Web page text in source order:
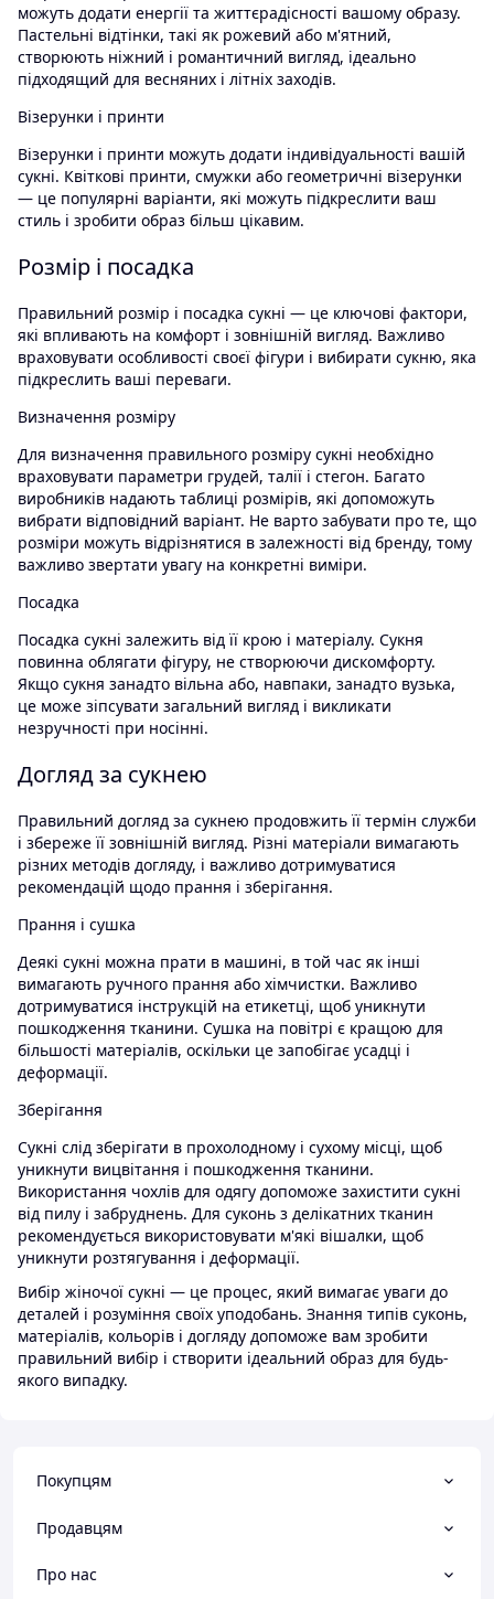
можуть додати енергії та життєрадісності вашому образу.
Пастельні відтінки, такі як рожевий або м'ятний,
створюють ніжний і романтичний вигляд, ідеально
підходящий для весняних і літніх заходів.
Візерунки і принти
Візерунки і принти можуть додати індивідуальності вашій
сукні. Квіткові принти, смужки або геометричні візерунки
— це популярні варіанти, які можуть підкреслити ваш
стиль і зробити образ більш цікавим.
Розмір і посадка
Правильний розмір і посадка сукні — це ключові фактори,
які впливають на комфорт і зовнішній вигляд. Важливо
враховувати особливості своєї фігури і вибирати сукню, яка
підкреслить ваші переваги.
Визначення розміру
Для визначення правильного розміру сукні необхідно
враховувати параметри грудей, талії і стегон. Багато
виробників надають таблиці розмірів, які допоможуть
вибрати відповідний варіант. Не варто забувати про те, що
розміри можуть відрізнятися в залежності від бренду, тому
важливо звертати увагу на конкретні виміри.
Посадка
Посадка сукні залежить від її крою і матеріалу. Сукня
повинна облягати фігуру, не створюючи дискомфорту.
Якщо сукня занадто вільна або, навпаки, занадто вузька,
це може зіпсувати загальний вигляд і викликати
незручності при носінні.
Догляд за сукнею
Правильний догляд за сукнею продовжить її термін служби
і збереже її зовнішній вигляд. Різні матеріали вимагають
різних методів догляду, і важливо дотримуватися
рекомендацій щодо прання і зберігання.
Прання і сушка
Деякі сукні можна прати в машині, в той час як інші
вимагають ручного прання або хімчистки. Важливо
дотримуватися інструкцій на етикетці, щоб уникнути
пошкодження тканини. Сушка на повітрі є кращою для
більшості матеріалів, оскільки це запобігає усадці і
деформації.
Зберігання
Сукні слід зберігати в прохолодному і сухому місці, щоб
уникнути вицвітання і пошкодження тканини.
Використання чохлів для одягу допоможе захистити сукні
від пилу і забруднень. Для суконь з делікатних тканин
рекомендується використовувати м'які вішалки, щоб
уникнути розтягування і деформації.
Вибір жіночої сукні — це процес, який вимагає уваги до
деталей і розуміння своїх уподобань. Знання типів суконь,
матеріалів, кольорів і догляду допоможе вам зробити
правильний вибір і створити ідеальний образ для будь-
якого випадку.
Покупцям
Продавцям
Про нас